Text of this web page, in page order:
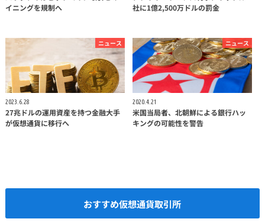
イニングを規制へ
社に1億2,500万ドルの罰金
ニュース
2023.6.28
27兆ドルの運用資産を持つ金融大手
が仮想通貨に移行へ
ニュース
2020.4.21
米国当局者、北朝鮮による銀行ハッ
キングの可能性を警告
おすすめ仮想通貨取引所